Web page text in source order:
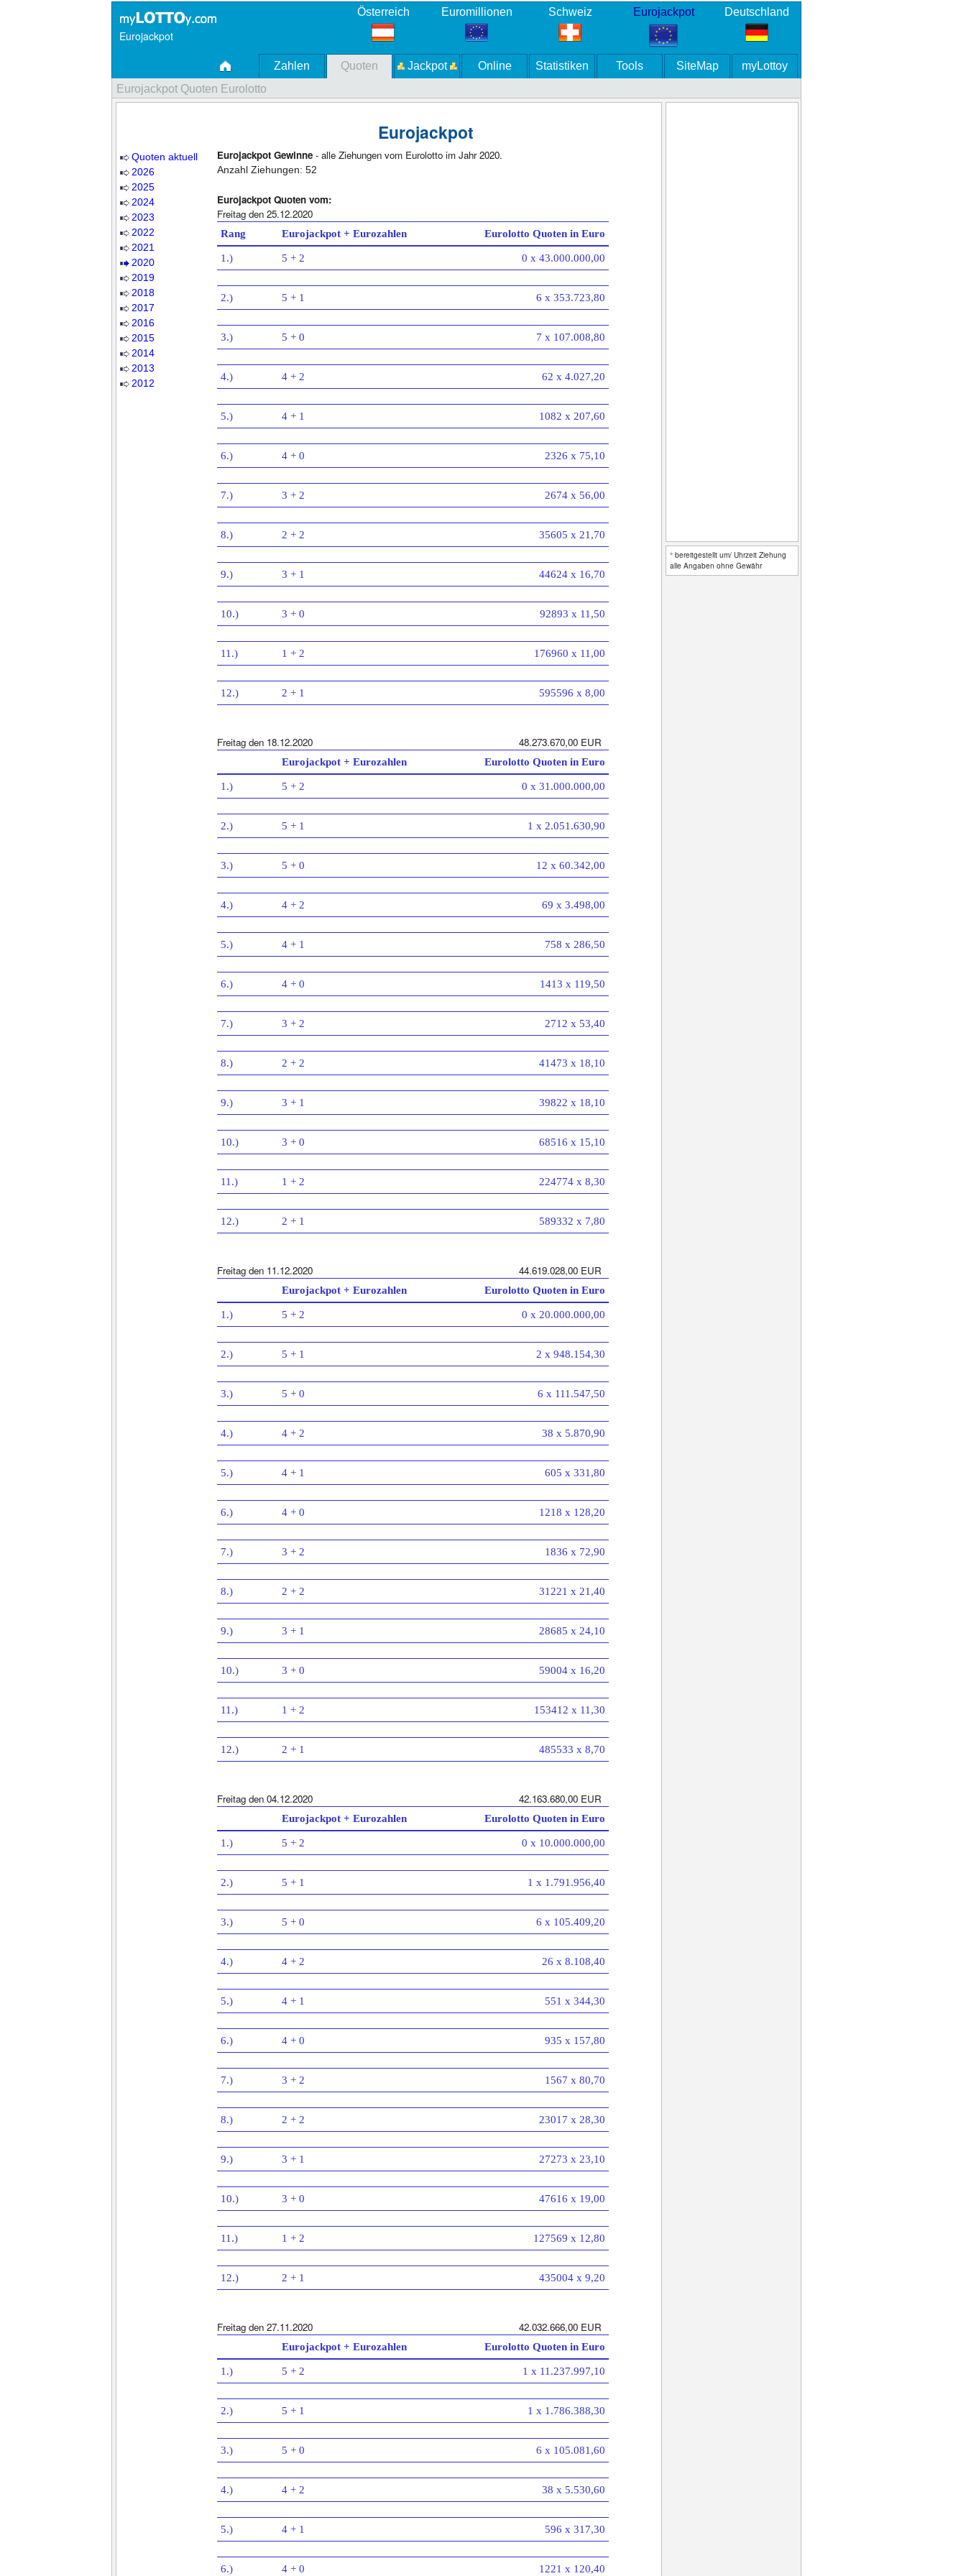
Eurojackpot
Österreich Euromillionen Schweiz Eurojackpot Deutschland
Zahlen Quoten Jackpot Online Statistiken Tools SiteMap
myLottoy
Eurojackpot Quoten Eurolotto
Quoten aktuell
2026
2025
2024
2023
2022
2021
2020
2019
2018
2017
2016
2015
2014
2013
2012
Eurojackpot
Eurojackpot Gewinne - alle Ziehungen vom Eurolotto im Jahr 2020.
Anzahl Ziehungen: 52
Eurojackpot Quoten vom:
Freitag den 25.12.2020
Rang Eurojackpot + Eurozahlen Eurolotto Quoten in Euro
1.) 5 + 2 0 x 43.000.000,00
2.) 5 + 1 6 x 353.723,80
3.) 5 + 0 7 x 107.008,80
4.) 4 + 2 62 x 4.027,20
5.) 4 + 1 1082 x 207,60
6.) 4 + 0 2326 x 75,10
7.) 3 + 2 2674 x 56,00
8.) 2 + 2 35605 x 21,70
9.) 3 + 1 44624 x 16,70
10.) 3 + 0 92893 x 11,50
11.) 1 + 2 176960 x 11,00
12.) 2 + 1 595596 x 8,00
Freitag den 18.12.2020 48.273.670,00 EUR
Eurojackpot + Eurozahlen Eurolotto Quoten in Euro
1.) 5 + 2 0 x 31.000.000,00
2.) 5 + 1 1 x 2.051.630,90
3.) 5 + 0 12 x 60.342,00
4.) 4 + 2 69 x 3.498,00
5.) 4 + 1 758 x 286,50
6.) 4 + 0 1413 x 119,50
7.) 3 + 2 2712 x 53,40
8.) 2 + 2 41473 x 18,10
9.) 3 + 1 39822 x 18,10
10.) 3 + 0 68516 x 15,10
11.) 1 + 2 224774 x 8,30
12.) 2 + 1 589332 x 7,80
Freitag den 11.12.2020 44.619.028,00 EUR
Eurojackpot + Eurozahlen Eurolotto Quoten in Euro
1.) 5 + 2 0 x 20.000.000,00
2.) 5 + 1 2 x 948.154,30
3.) 5 + 0 6 x 111.547,50
4.) 4 + 2 38 x 5.870,90
5.) 4 + 1 605 x 331,80
6.) 4 + 0 1218 x 128,20
7.) 3 + 2 1836 x 72,90
8.) 2 + 2 31221 x 21,40
9.) 3 + 1 28685 x 24,10
10.) 3 + 0 59004 x 16,20
11.) 1 + 2 153412 x 11,30
12.) 2 + 1 485533 x 8,70
Freitag den 04.12.2020 42.163.680,00 EUR
Eurojackpot + Eurozahlen Eurolotto Quoten in Euro
1.) 5 + 2 0 x 10.000.000,00
2.) 5 + 1 1 x 1.791.956,40
3.) 5 + 0 6 x 105.409,20
4.) 4 + 2 26 x 8.108,40
5.) 4 + 1 551 x 344,30
6.) 4 + 0 935 x 157,80
7.) 3 + 2 1567 x 80,70
8.) 2 + 2 23017 x 28,30
9.) 3 + 1 27273 x 23,10
10.) 3 + 0 47616 x 19,00
11.) 1 + 2 127569 x 12,80
12.) 2 + 1 435004 x 9,20
Freitag den 27.11.2020 42.032.666,00 EUR
Eurojackpot + Eurozahlen Eurolotto Quoten in Euro
1.) 5 + 2 1 x 11.237.997,10
2.) 5 + 1 1 x 1.786.388,30
3.) 5 + 0 6 x 105.081,60
4.) 4 + 2 38 x 5.530,60
5.) 4 + 1 596 x 317,30
6.) 4 + 0 1221 x 120,40
° bereitgestellt um/ Uhrzeit Ziehung
alle Angaben ohne Gewähr